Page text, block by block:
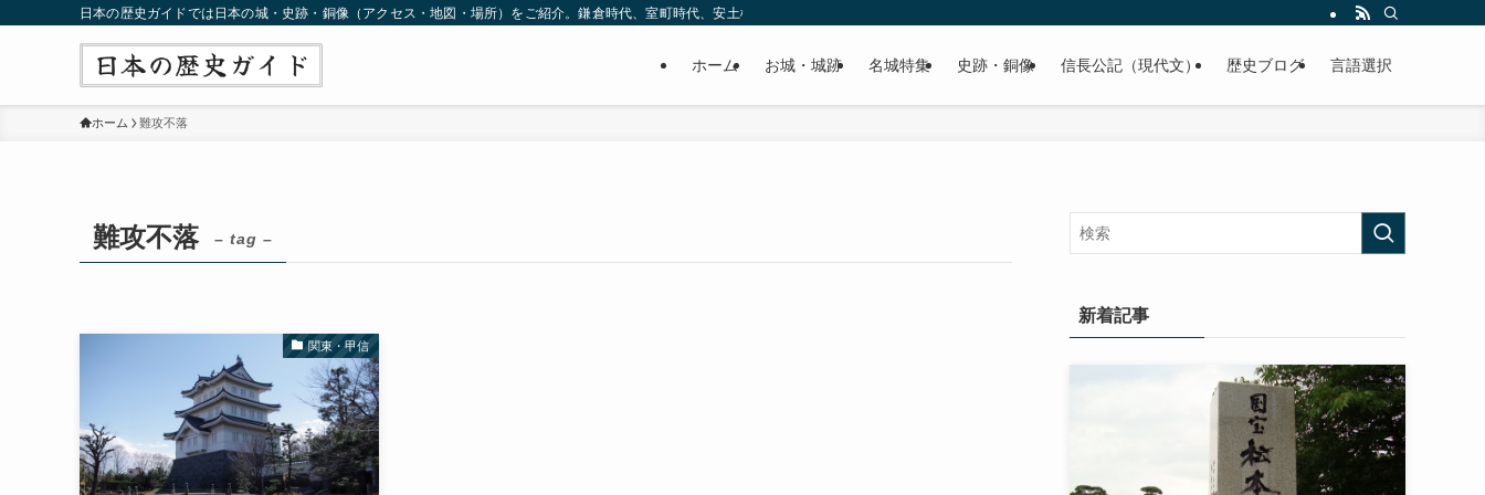
日本の歴史ガイドでは日本の城・史跡・銅像（アクセス・地図・場所）をご紹介。鎌倉時代、室町時代、安土桃山時代（戦国時代）、江戸時代と幅広くご紹介致します。
ホーム お城・城跡 名城特集 史跡・銅像 信長公記（現代文） 歴史ブログ 言語選択
ホーム 難攻不落
難攻不落 – tag –
関東・甲信
新着記事